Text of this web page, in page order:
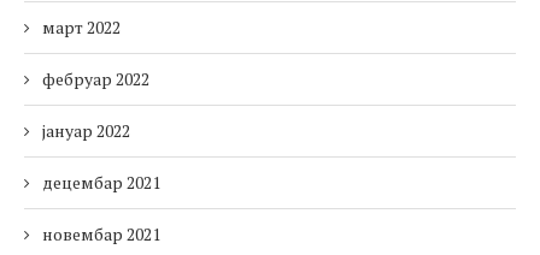
март 2022
фебруар 2022
јануар 2022
децембар 2021
новембар 2021